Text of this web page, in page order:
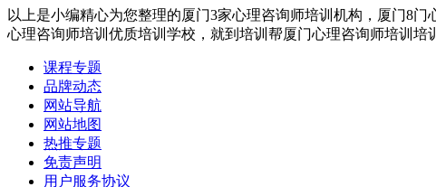
以上是小编精心为您整理的厦门3家心理咨询师培训机构，厦门8
心理咨询师培训优质培训学校，就到培训帮厦门心理咨询师培训培
课程专题
品牌动态
网站导航
网站地图
热推专题
免责声明
用户服务协议